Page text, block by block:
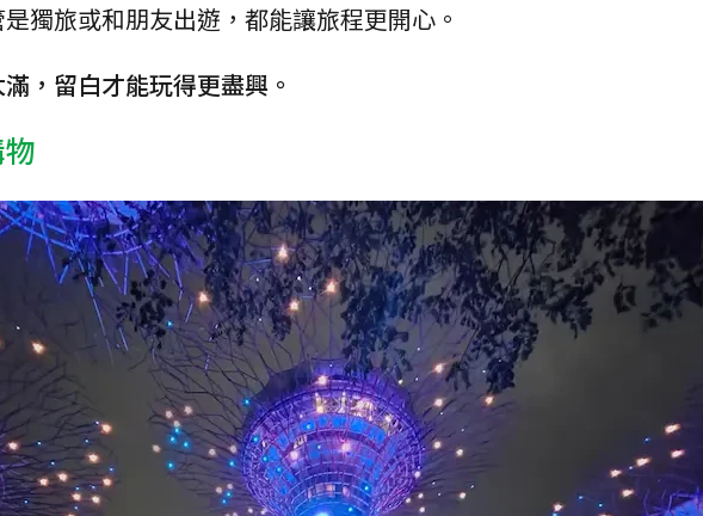
獨旅或和朋友出遊，都能讓旅程更開心。
，留白才能玩得更盡興。